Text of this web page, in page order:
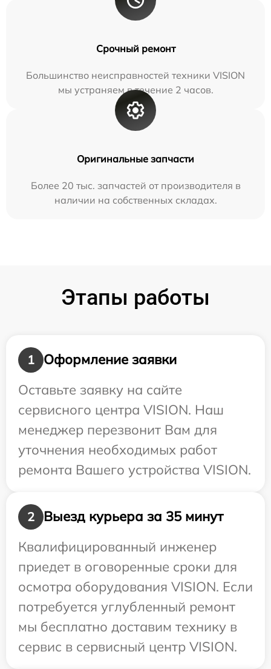
Срочный ремонт
Большинство неисправностей техники VISION
мы устраняем в течение 2 часов.
Оригинальные запчасти
Более 20 тыс. запчастей от производителя в
наличии на собственных складах.
Этапы работы
1
Оформление заявки
Оставьте заявку на сайте
сервисного центра VISION. Наш
менеджер перезвонит Вам для
уточнения необходимых работ
ремонта Вашего устройства VISION.
2
Выезд курьера за 35 минут
Квалифицированный инженер
приедет в оговоренные сроки для
осмотра оборудования VISION. Если
потребуется углубленный ремонт
мы бесплатно доставим технику в
сервис в сервисный центр VISION.